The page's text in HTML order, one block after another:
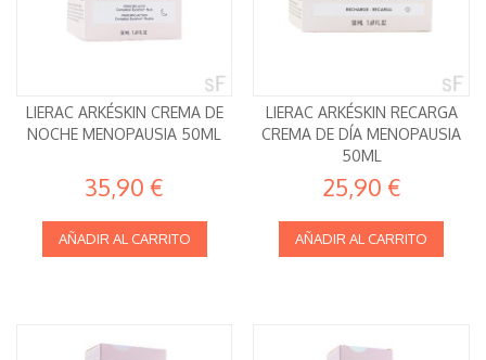
LIERAC ARKÉSKIN CREMA DE
NOCHE MENOPAUSIA 50ML
35,90 €
AÑADIR AL CARRITO
LIERAC ARKÉSKIN RECARGA
CREMA DE DÍA MENOPAUSIA
50ML
25,90 €
AÑADIR AL CARRITO